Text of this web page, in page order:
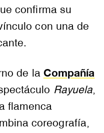
confirma su
con una de
de la Compañía
Rayuela,
flamenca
coreografía,